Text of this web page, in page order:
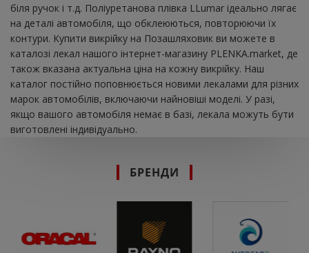
біля ручок і т.д. Поліуретанова плівка LLumar ідеально лягає
на деталі автомобіля, що обклеюються, повторюючи їх
контури. Купити викрійку на Позашляховик ви можете в
каталозі лекал нашого інтернет-магазину PLENKA.market, де
також вказана актуальна ціна на кожну викрійку. Наш
каталог постійно поповнюється новими лекалами для різних
марок автомобілів, включаючи найновіші моделі. У разі,
якщо вашого автомобіля немає в базі, лекала можуть бути
виготовлені індивідуально.
БРЕНДИ